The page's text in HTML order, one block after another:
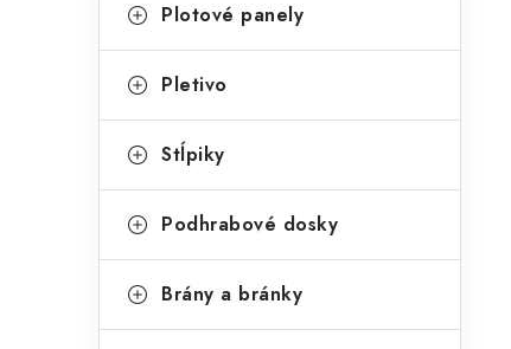
o
n
ý
a
n
kategórie
a
e
ó
i
Plotové panely
Pletivo
Stĺpiky
Podhrabové dosky
Brány a bránky